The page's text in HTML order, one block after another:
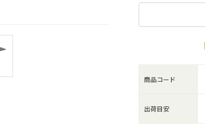
商品コード
出荷目安